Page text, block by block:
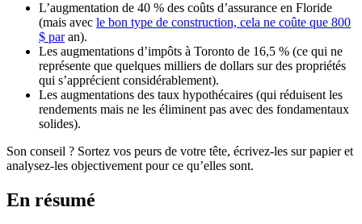
L’augmentation de 40 % des coûts d’assurance en Floride
(mais avec le bon type de construction, cela ne coûte que 800
$ paran).
Les augmentations d’impôts à Toronto de 16,5 % (ce qui ne
représente que quelques milliers de dollars sur des propriétés
qui s’apprécient considérablement).
Les augmentations des taux hypothécaires (qui réduisent les
rendements mais ne les éliminent pas avec des fondamentaux
solides).
Son conseil ? Sortez vos peurs de votre tête, écrivez-les sur papier et
analysez-les objectivement pour ce qu’elles sont.
En résumé